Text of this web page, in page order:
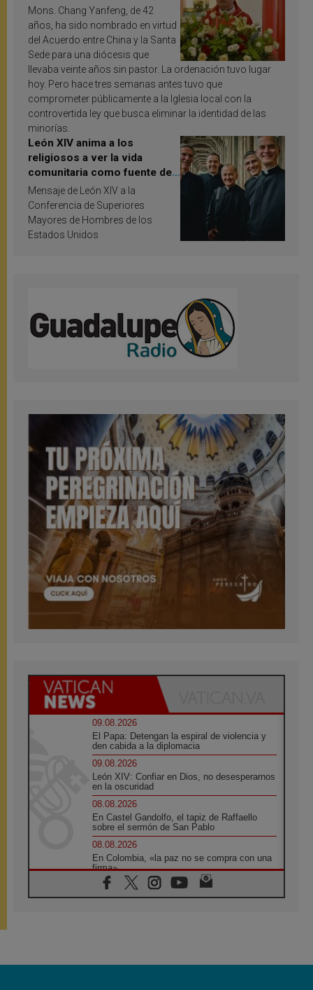
Mons. Chang Yanfeng, de 42
años, ha sido nombrado en virtud
del Acuerdo entre China y la Santa
Sede para una diócesis que
llevaba veinte años sin pastor. La ordenación tuvo lugar
hoy. Pero hace tres semanas antes tuvo que
comprometer públicamente a la Iglesia local con la
controvertida ley que busca eliminar la identidad de las
minorías.
León XIV anima a los
religiosos a ver la vida
comunitaria como fuente de
inspiración y santificación
Mensaje de León XIV a la
Conferencia de Superiores
Mayores de Hombres de los
Estados Unidos
09.08.2026
El Papa: Detengan la espiral de violencia y
den cabida a la diplomacia
09.08.2026
León XIV: Confiar en Dios, no desesperarnos
en la oscuridad
08.08.2026
En Castel Gandolfo, el tapiz de Raffaello
sobre el sermón de San Pablo
08.08.2026
En Colombia, «la paz no se compra con una
firma»
08.08.2026
En Venezuela celebraron los 416 años del
08.08.2026